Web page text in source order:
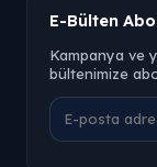
E-Bülten
Kampanya ve
bültenimize